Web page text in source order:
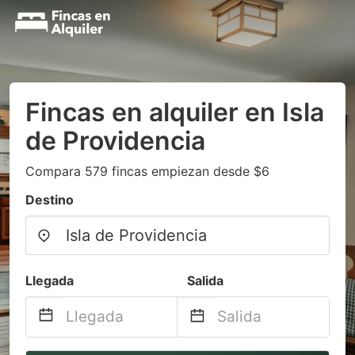
Fincas en alquiler en Isla
de Providencia
Compara 579 fincas empiezan desde $6
Destino
Llegada Salida
Navigate
Navigate